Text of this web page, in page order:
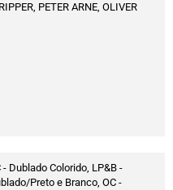
PETER ARNE, OLIVER
Dublado Colorido, LP&B -
Preto e Branco, OC -